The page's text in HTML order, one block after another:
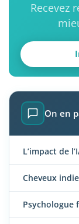
Recevez
On en
L’impact de
Cheveux
Psychologue